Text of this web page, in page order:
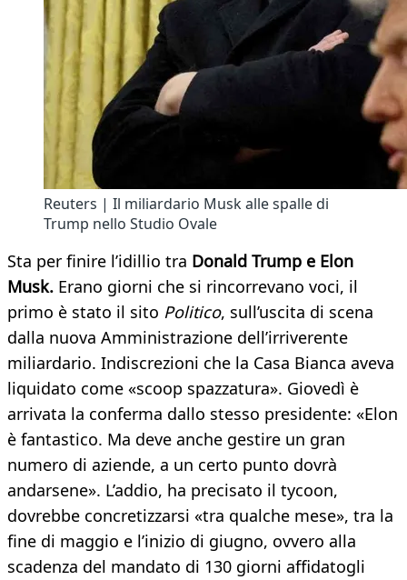
Reuters | Il miliardario Musk alle spalle di
Trump nello Studio Ovale
Sta per finire l’idillio tra Donald Trump e Elon
Musk. Erano giorni che si rincorrevano voci, il
primo è stato il sito Politico, sull’uscita di scena
dalla nuova Amministrazione dell’irriverente
miliardario. Indiscrezioni che la Casa Bianca aveva
liquidato come «scoop spazzatura». Giovedì è
arrivata la conferma dallo stesso presidente: «Elon
è fantastico. Ma deve anche gestire un gran
numero di aziende, a un certo punto dovrà
andarsene». L’addio, ha precisato il tycoon,
dovrebbe concretizzarsi «tra qualche mese», tra la
fine di maggio e l’inizio di giugno, ovvero alla
scadenza del mandato di 130 giorni affidatogli